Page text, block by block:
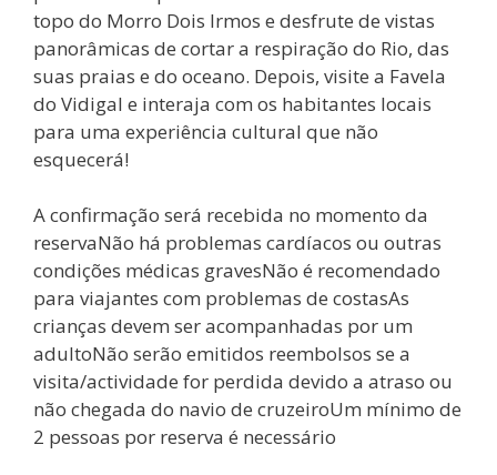
topo do Morro Dois Irmos e desfrute de vistas
panorâmicas de cortar a respiração do Rio, das
suas praias e do oceano. Depois, visite a Favela
do Vidigal e interaja com os habitantes locais
para uma experiência cultural que não
esquecerá!
A confirmação será recebida no momento da
reservaNão há problemas cardíacos ou outras
condições médicas gravesNão é recomendado
para viajantes com problemas de costasAs
crianças devem ser acompanhadas por um
adultoNão serão emitidos reembolsos se a
visita/actividade for perdida devido a atraso ou
não chegada do navio de cruzeiroUm mínimo de
2 pessoas por reserva é necessário